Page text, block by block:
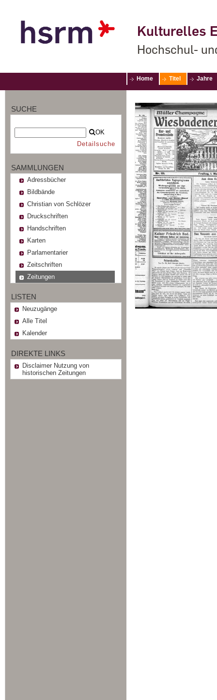
Kulturelles
Hochschul-
Home Titel Jahre
SUCHE
OK
Detailsuche
SAMMLUNGEN
Adressbücher
Bildbände
Christian von Schlözer
Druckschriften
Handschriften
Karten
Parlamentarier
Zeitschriften
Zeitungen
LISTEN
Neuzugänge
Alle Titel
Kalender
DIREKTE LINKS
Disclaimer Nutzung von
historischen Zeitungen